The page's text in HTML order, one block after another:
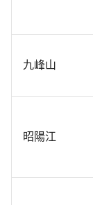
九峰山
昭陽江